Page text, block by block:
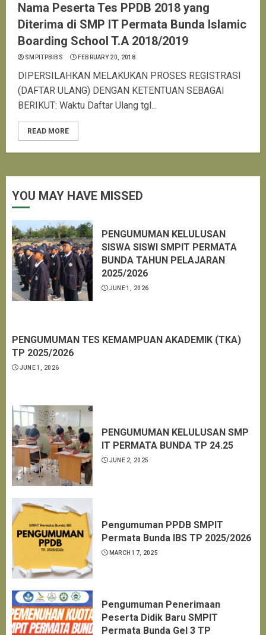
Nama Peserta Tes PPDB 2018 yang
Diterima di SMP IT Permata Bunda Islamic
Boarding School T.A 2018/2019
SMPITPBIBS FEBRUARY 20, 2018
DIPERSILAHKAN MELAKUKAN PROSES REGISTRASI
(DAFTAR ULANG) DENGAN KETENTUAN SEBAGAI
BERIKUT: Waktu Daftar Ulang tgl...
READ MORE
YOU MAY HAVE MISSED
PENGUMUMAN KELULUSAN
SISWA SISWI SMPIT PERMATA
BUNDA TAHUN PELAJARAN
2025/2026
JUNE 1, 2026
PENGUMUMAN TES KEMAMPUAN AKADEMIK (TKA)
TP 2025/2026
JUNE 1, 2026
PENGUMUMAN KELULUSAN SMP
IT PERMATA BUNDA TP 24.25
JUNE 2, 2025
Pengumuman PPDB SMPIT
Permata Bunda IBS TP 2025/2026
MARCH 17, 2025
Pengumuman Penerimaan
Peserta Didik Baru SMPIT
Permata Bunda Gel 3 TP